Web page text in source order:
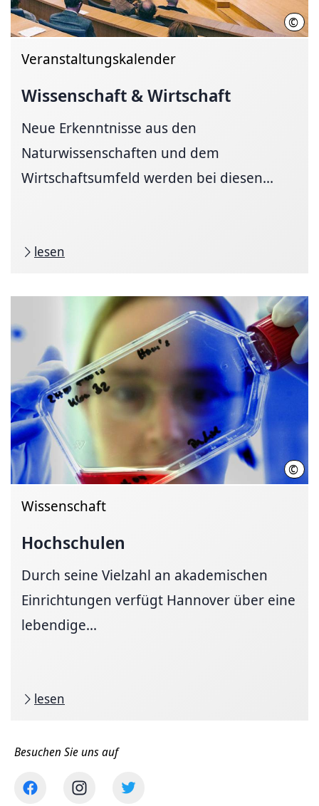
©
Veranstaltungskalender
Wissenschaft & Wirtschaft
Neue Erkenntnisse aus den
Naturwissenschaften und dem
Wirtschaftsumfeld werden bei diesen...
lesen
©
Wissenschaft
Hochschulen
Durch seine Vielzahl an akademischen
Einrichtungen verfügt Hannover über eine
lebendige...
lesen
Besuchen Sie uns auf